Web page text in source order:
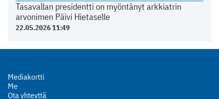
Tasavallan presidentti on myöntänyt arkkiatrin
arvonimen Päivi Hietaselle
22.05.2026 11:49
Mediakortti
Me
Ota yhteyttä